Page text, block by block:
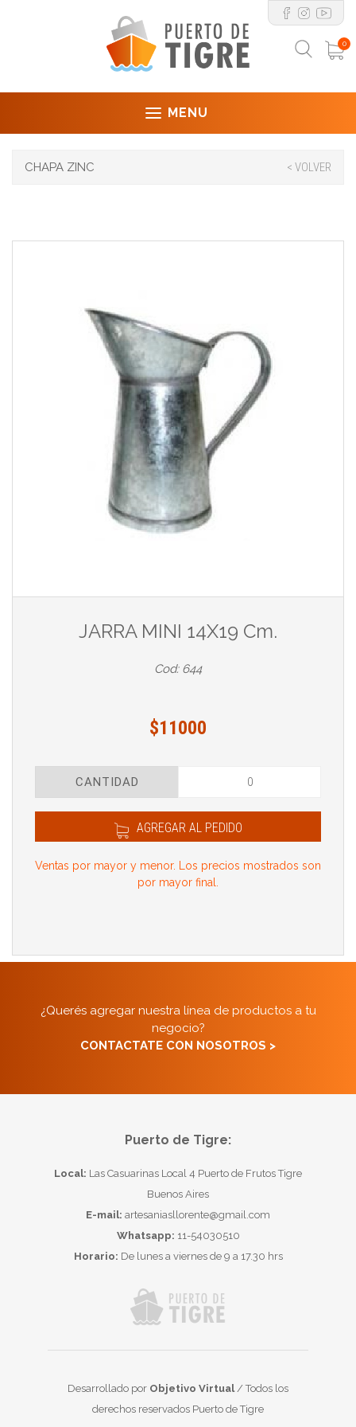
0
MENU
CHAPA ZINC < VOLVER
JARRA MINI 14X19 Cm.
Cod: 644
$11000
CANTIDAD
AGREGAR AL PEDIDO
Ventas por mayor y menor. Los precios mostrados son
por mayor final.
¿Querés agregar nuestra línea de productos a tu
negocio?
CONTACTATE CON NOSOTROS >
Puerto de Tigre:
Local: Las Casuarinas Local 4 Puerto de Frutos Tigre
Buenos Aires
E-mail: artesaniasllorente@gmail.com
Whatsapp: 11-54030510
Horario: De lunes a viernes de 9 a 17.30 hrs
Desarrollado por Objetivo Virtual/ Todos los
derechos reservados Puerto de Tigre